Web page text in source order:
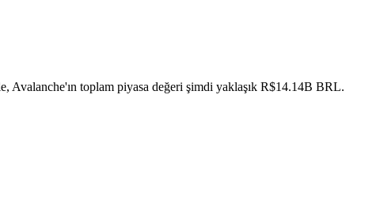
Avalanche'ın toplam piyasa değeri şimdi yaklaşık R$14.14B BRL.